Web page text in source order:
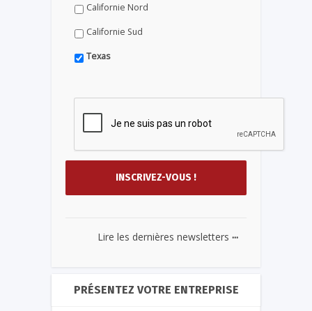
Californie Nord
Californie Sud
Texas
Lire les dernières newsletters ...
PRÉSENTEZ VOTRE ENTREPRISE